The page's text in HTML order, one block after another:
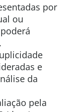
por
ou
e
da
pela